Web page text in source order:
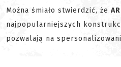
Można śmiało stwierdzić, że
najpopularniejszych
pozwalają na